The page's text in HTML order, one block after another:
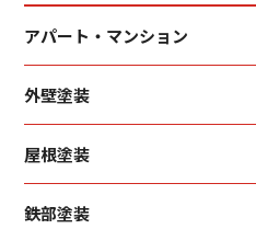
アパート・マンション
外壁塗装
屋根塗装
鉄部塗装